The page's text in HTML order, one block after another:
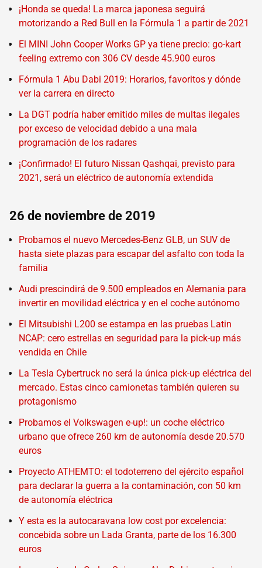
¡Honda se queda! La marca japonesa seguirá
motorizando a Red Bull en la Fórmula 1 a partir de 2021
El MINI John Cooper Works GP ya tiene precio: go-kart
feeling extremo con 306 CV desde 45.900 euros
Fórmula 1 Abu Dabi 2019: Horarios, favoritos y dónde
ver la carrera en directo
La DGT podría haber emitido miles de multas ilegales
por exceso de velocidad debido a una mala
programación de los radares
¡Confirmado! El futuro Nissan Qashqai, previsto para
2021, será un eléctrico de autonomía extendida
26 de noviembre de 2019
Probamos el nuevo Mercedes-Benz GLB, un SUV de
hasta siete plazas para escapar del asfalto con toda la
familia
Audi prescindirá de 9.500 empleados en Alemania para
invertir en movilidad eléctrica y en el coche autónomo
El Mitsubishi L200 se estampa en las pruebas Latin
NCAP: cero estrellas en seguridad para la pick-up más
vendida en Chile
La Tesla Cybertruck no será la única pick-up eléctrica del
mercado. Estas cinco camionetas también quieren su
protagonismo
Probamos el Volkswagen e-up!: un coche eléctrico
urbano que ofrece 260 km de autonomía desde 20.570
euros
Proyecto ATHEMTO: el todoterreno del ejército español
para declarar la guerra a la contaminación, con 50 km
de autonomía eléctrica
Y esta es la autocaravana low cost por excelencia:
concebida sobre un Lada Granta, parte de los 16.300
euros